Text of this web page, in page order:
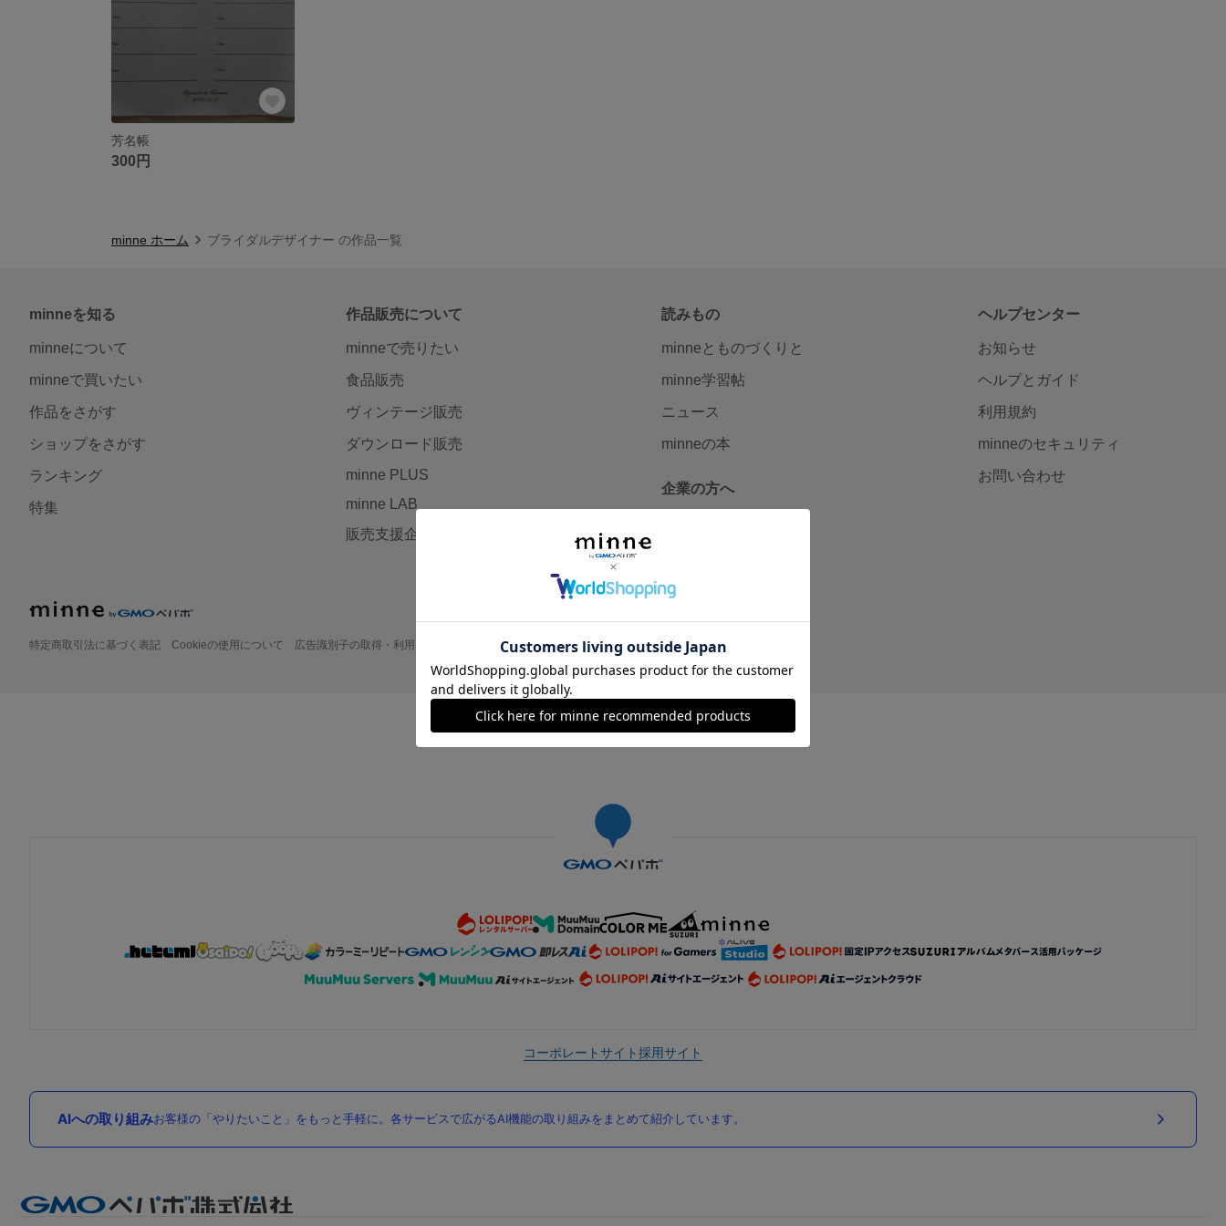
芳名帳
300円
minne ホーム ブライダルデザイナー の作品一覧
minneを知る
minneについて
minneで買いたい
作品をさがす
ショップをさがす
ランキング
特集
作品販売について
minneで売りたい
食品販売
ヴィンテージ販売
ダウンロード販売
minne PLUS
minne LAB
販売支援企画・イベント
読みもの
minneとものづくりと
minne学習帖
ニュース
minneの本
企業の方へ
ヘルプセンター
お知らせ
ヘルプとガイド
利用規約
minneのセキュリティ
お問い合わせ
特定商取引法に基づく表記 Cookieの使用について 広告識別子の取得・利用 プライバシーポリシー 会社概要 採用情報 メディアキット
©GMO Pepabo, Inc. All rights reserved.
コーポレートサイト採用サイト
AIへの取り組みお客様の「やりたいこと」をもっと手軽に。各サービスで広がるAI機能の取り組みをまとめて紹介しています。